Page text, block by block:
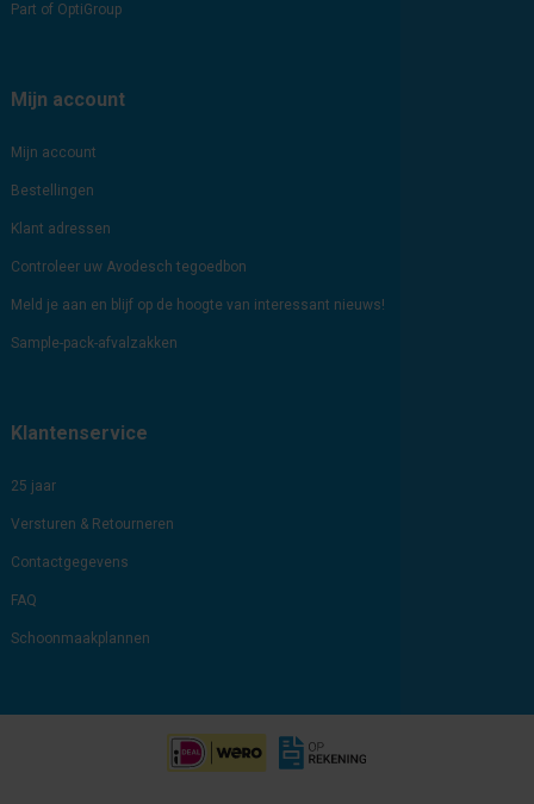
Part of OptiGroup
Mijn account
Mijn account
Bestellingen
Klant adressen
Controleer uw Avodesch tegoedbon
Meld je aan en blijf op de hoogte van interessant nieuws!
Sample-pack-afvalzakken
Klantenservice
25 jaar
Versturen & Retourneren
Contactgegevens
FAQ
Schoonmaakplannen